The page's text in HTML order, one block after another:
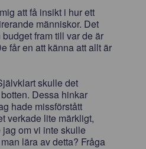
att få insikt i hur ett
människor. Det
fram till var de är
får en att känna att allt är
skulle det
Dessa hinkar
hade missförstått
verkade lite märkligt,
om vi inte skulle
lära av detta? Fråga